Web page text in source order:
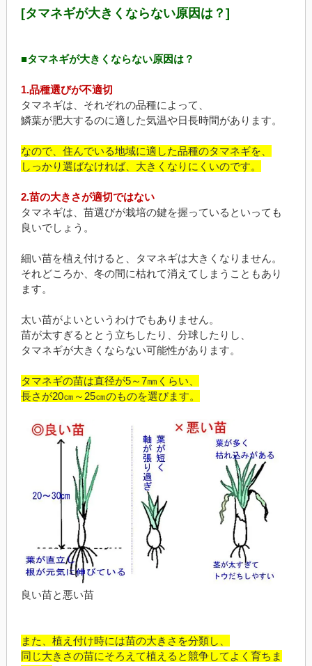
[タマネギが大きくならない原因は？]
■タマネギが大きくならない原因は？
1.品種選びが不適切
タマネギは、それぞれの品種によって、
鱗葉が肥大するのに適した気温や日長時間があります。
なので、住んでいる地域に適した品種のタマネギを、
しっかり選ばなければ、大きくなりにくいのです。
2.苗の大きさが適切ではない
タマネギは、苗選びが栽培の鍵を握っているといっても
良いでしょう。
細い苗を植え付けると、タマネギは大きくなりません。
それどころか、冬の間に枯れて消えてしまうこともあり
ます。
太い苗がよいというわけでもありません。
苗が太すぎるととう立ちしたり、分球したりし、
タマネギが大きくならない可能性があります。
タマネギの苗は直径が5～7㎜くらい、
長さが20㎝～25㎝のものを選びます。
良い苗と悪い苗
また、植え付け時には苗の大きさを分類し、
同じ大きさの苗にそろえて植えると競争してよく育ちま